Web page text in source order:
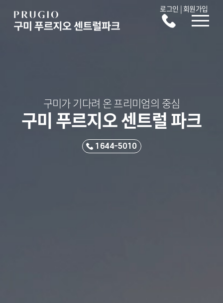
로그인 | 회원가입
구미가 기다려 온 프리미엄의 중심
구미 푸르지오 센트럴 파크
1644-5010